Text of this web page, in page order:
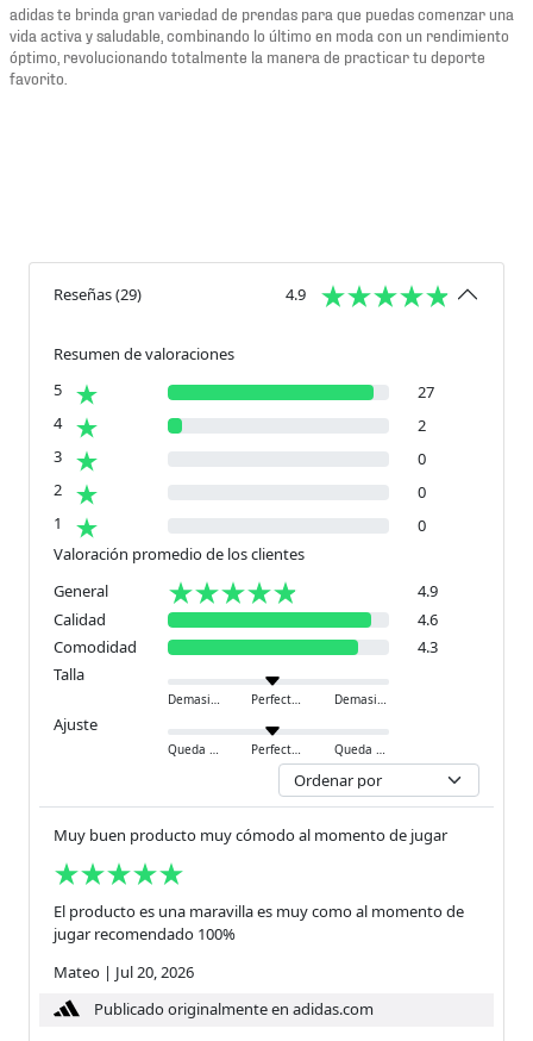
adidas te brinda gran variedad de prendas para que puedas comenzar una
vida activa y saludable, combinando lo último en moda con un rendimiento
óptimo, revolucionando totalmente la manera de practicar tu deporte
favorito.
Reseñas(29) 4.9
Resumen de valoraciones
5
27
4
2
3
0
2
0
1
0
Valoración promedio de los clientes
General
4.9
Calidad
4.6
Comodidad
4.3
Talla
Demasiado pequeño Perfecto Demasiado grande
Ajuste
Queda ajustado Perfecto Queda holgado
Muy buen producto muy cómodo al momento de jugar
El producto es una maravilla es muy como al momento de
jugar recomendado 100%
Mateo | Jul 20, 2026
Publicado originalmente en adidas.com